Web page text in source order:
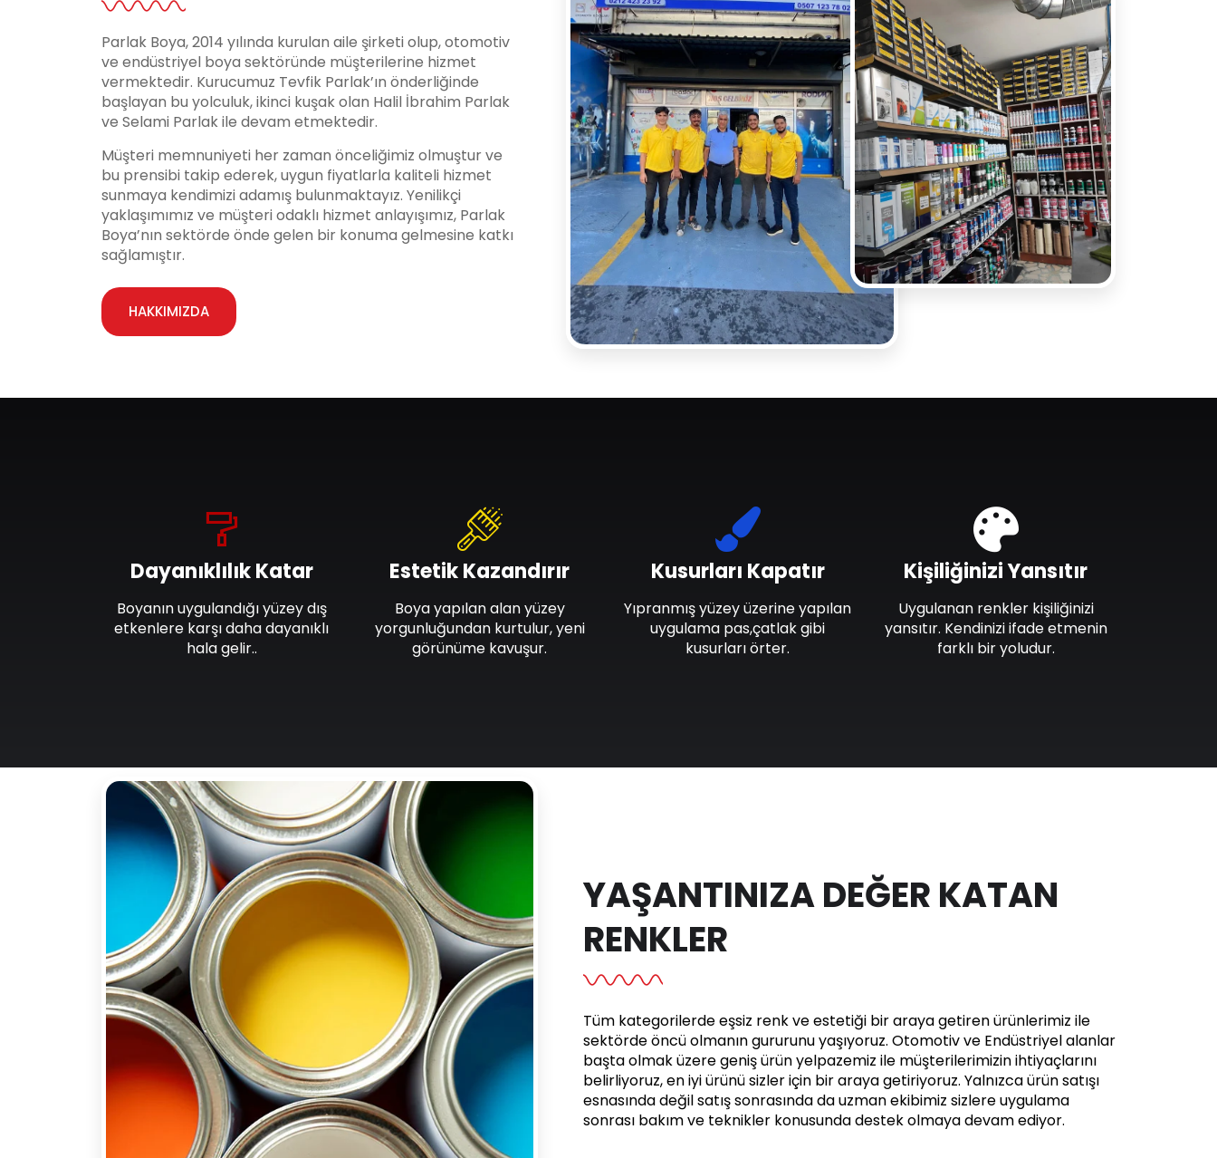
Parlak Boya, 2014 yılında kurulan aile şirketi olup, otomotiv
ve endüstriyel boya sektöründe müşterilerine hizmet
vermektedir. Kurucumuz Tevfik Parlak’ın önderliğinde
başlayan bu yolculuk, ikinci kuşak olan Halil İbrahim Parlak
ve Selami Parlak ile devam etmektedir.
Müşteri memnuniyeti her zaman önceliğimiz olmuştur ve
bu prensibi takip ederek, uygun fiyatlarla kaliteli hizmet
sunmaya kendimizi adamış bulunmaktayız. Yenilikçi
yaklaşımımız ve müşteri odaklı hizmet anlayışımız, Parlak
Boya’nın sektörde önde gelen bir konuma gelmesine katkı
sağlamıştır.
HAKKIMIZDA
Dayanıklılık Katar
Boyanın uygulandığı yüzey dış
etkenlere karşı daha dayanıklı
hala gelir..
Estetik Kazandırır
Boya yapılan alan yüzey
yorgunluğundan kurtulur, yeni
görünüme kavuşur.
Kusurları Kapatır
Yıpranmış yüzey üzerine yapılan
uygulama pas,çatlak gibi
kusurları örter.
Kişiliğinizi Yansıtır
Uygulanan renkler kişiliğinizi
yansıtır. Kendinizi ifade etmenin
farklı bir yoludur.
YAŞANTINIZA DEĞER KATAN
RENKLER
Tüm kategorilerde eşsiz renk ve estetiği bir araya getiren ürünlerimiz ile
sektörde öncü olmanın gururunu yaşıyoruz. Otomotiv ve Endüstriyel alanlar
başta olmak üzere geniş ürün yelpazemiz ile müşterilerimizin ihtiyaçlarını
belirliyoruz, en iyi ürünü sizler için bir araya getiriyoruz. Yalnızca ürün satışı
esnasında değil satış sonrasında da uzman ekibimiz sizlere uygulama
sonrası bakım ve teknikler konusunda destek olmaya devam ediyor.